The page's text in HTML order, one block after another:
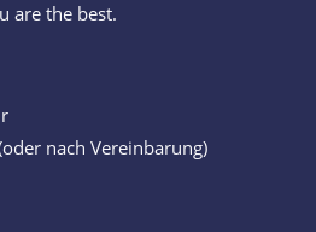
are the best.
nach Vereinbarung)